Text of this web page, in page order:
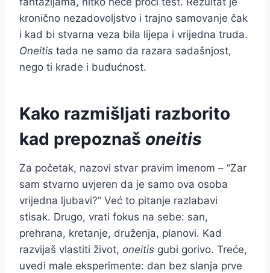
kronično nezadovoljstvo i trajno samovanje čak
i kad bi stvarna veza bila lijepa i vrijedna truda.
Oneitis tada ne samo da razara sadašnjost,
nego ti krade i budućnost.
Kako razmišljati razborito
kad prepoznaš oneitis
Za početak, nazovi stvar pravim imenom – “Zar
sam stvarno uvjeren da je samo ova osoba
vrijedna ljubavi?” Već to pitanje razlabavi
stisak. Drugo, vrati fokus na sebe: san,
prehrana, kretanje, druženja, planovi. Kad
razvijaš vlastiti život, oneitis gubi gorivo. Treće,
uvedi male eksperimente: dan bez slanja prve